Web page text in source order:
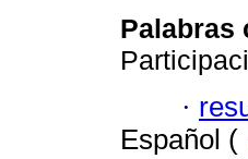
Palabras
·
Español (